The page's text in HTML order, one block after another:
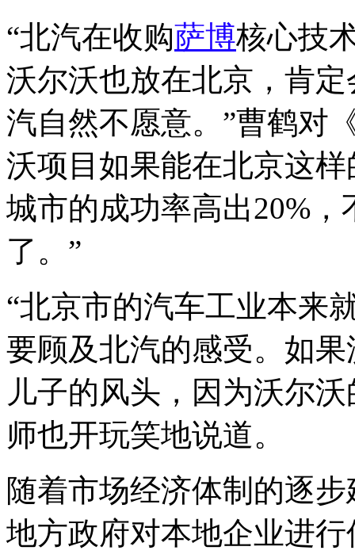
“北汽在收购萨博核心技
沃尔沃也放在北京，肯
汽自然不愿意。”曹鹤对
沃项目如果能在北京这
城市的成功率高出20%
了。”
“北京市的汽车工业本来
要顾及北汽的感受。如
儿子的风头，因为沃尔
师也开玩笑地说道。
随着市场经济体制的逐
地方政府对本地企业进